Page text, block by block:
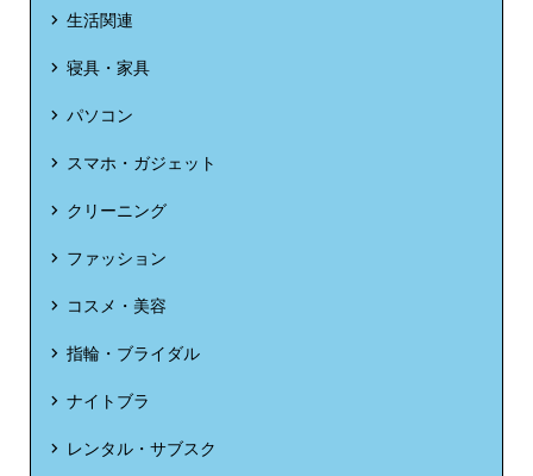
生活関連
寝具・家具
パソコン
スマホ・ガジェット
クリーニング
ファッション
コスメ・美容
指輪・ブライダル
ナイトブラ
レンタル・サブスク